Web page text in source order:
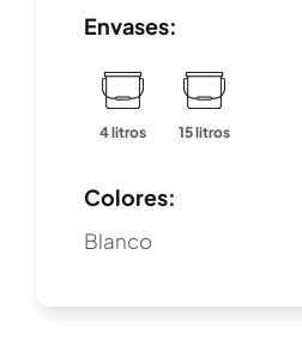
Envases:
4 litros 15 litros
Colores:
Blanco